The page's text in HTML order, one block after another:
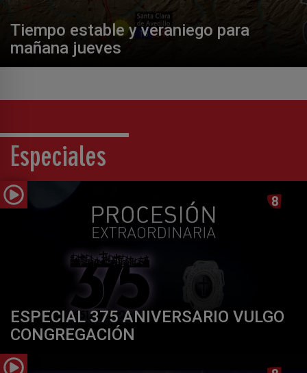
Tiempo estable y veraniego para
mañana jueves
Especiales
ESPECIAL 375 ANIVERSARIO VULGO
CONGREGACIÓN